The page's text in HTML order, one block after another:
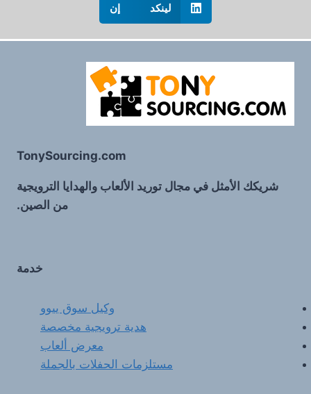
لينكد إن
TonySourcing.com
شريكك الأمثل في مجال توريد الألعاب والهدايا الترويجية
من الصين.
خدمة
وكيل سوق ييوو
هدية ترويجية مخصصة
معرض ألعاب
مستلزمات الحفلات بالجملة